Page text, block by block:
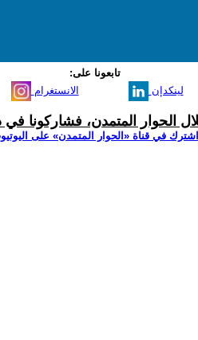
تابعونا على:
الانستغرام لينكدإن
الحوار المتمدن، فشاركونا
في قناة ‫«الحوار المتمدن» على